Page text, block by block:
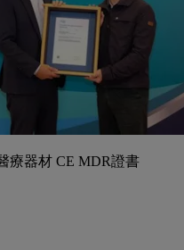
療器材 CE MDR證書